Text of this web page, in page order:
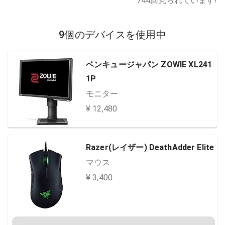
9個のデバイスを使用中
ベンキュージャパン ZOWIE XL241
1P
モニター
¥ 12,480
Razer(レイザー) DeathAdder Elite
マウス
¥ 3,400